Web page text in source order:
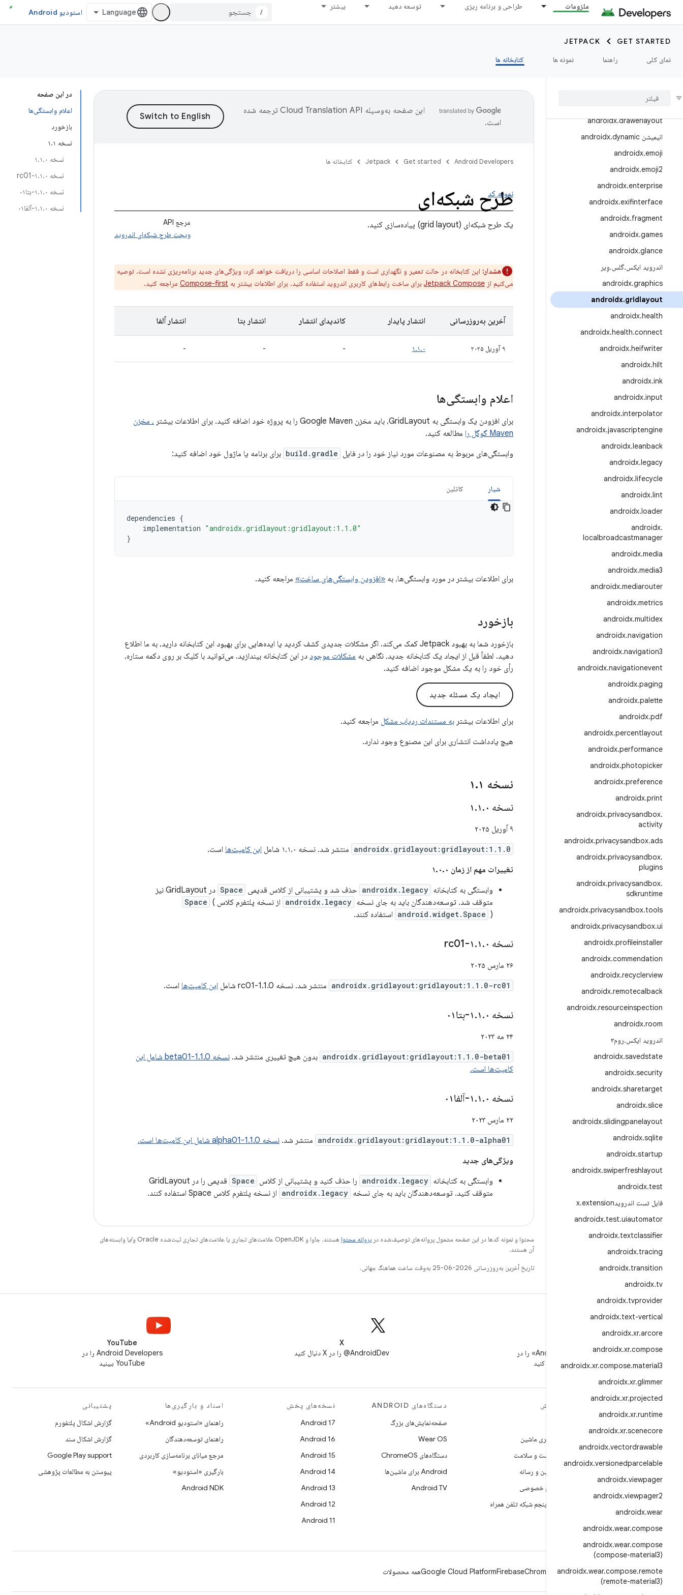
ملزومات طراحی و برنامه ریزی توسعه دهید بیشتر
/ استودیو Android
GET STARTED
JETPACK
نمای کلی
راهنما نمونه ها کتابخانه ها
androidx.credentials.registry
androidx.cursoradapter
androidx.customview
androidx.databinding
draganddrop
androidx.drawerlayout
انیمیشن androidx
.dynamic
androidx.emoji
androidx.emoji2
androidx.enterprise
androidx.exifinterface
androidx.fragment
androidx.games
androidx.glance
اندروید ایکس.گلس.وِیر
androidx.graphics
androidx.gridlayout
androidx.health
androidx.health.connect
androidx.heifwriter
androidx.hilt
androidx.ink
androidx.input
androidx.interpolator
androidx.javascriptengine
androidx.leanback
androidx.legacy
androidx.lifecycle
androidx.lint
androidx.loader
androidx.
localbroadcastmanager
androidx.media
androidx.media3
androidx.mediarouter
androidx.metrics
androidx.multidex
androidx.navigation
androidx.navigation3
androidx.navigationevent
androidx.paging
androidx.palette
androidx.pdf
androidx.percentlayout
androidx.performance
androidx.photopicker
androidx.preference
androidx.print
androidx.privacysandbox.
activity
androidx.privacysandbox.ads
androidx.privacysandbox.
plugins
androidx.privacysandbox.
sdkruntime
androidx.privacysandbox.tools
androidx.privacysandbox.ui
androidx.profileinstaller
androidx.commendation
androidx.recyclerview
androidx.remotecalback
androidx.resourceinspection
androidx.room
اندروید ایکس.روم۳
androidx.savedstate
androidx.security
androidx.sharetarget
androidx.slice
androidx.slidingpanelayout
androidx.sqlite
androidx.startup
androidx.swiperfreshlayout
androidx.test
فایل تست اندرویدx
.extension
androidx.test.uiautomator
androidx.textclassifier
androidx.tracing
androidx.transition
androidx.tv
androidx.tvprovider
androidx.text-vertical
androidx.xr.arcore
androidx.xr.compose
androidx.xr.compose.material3
androidx.xr.glimmer
androidx.xr.projected
androidx.xr.runtime
androidx.xr.scenecore
androidx.vectordrawable
androidx.versionedparcelable
androidx.viewpager
androidx.viewpager2
androidx.wear
androidx.wear.compose
androidx.wear.compose
(compose-material3)
androidx.wear.compose.remote
(remote-material3)
در این صفحه
اعلام وابستگی‌ها
بازخورد
نسخه ۱.۱
نسخه ۱.۱.۰
نسخه ۱.۱.۰-rc01
نسخه ۱.۱.۰-بتا۰۱
نسخه ۱.۱.۰-آلفا۰۱
این صفحه به‌وسیله
ترجمه شده
است.
Android Developers
Get started
Jetpack کتابخانه ها
طرح شبکه‌ای
نمونه کد
مرجع API
ویجت طرح شبکه‌ای اندروید
یک طرح شبکه‌ای (grid layout) پیاده‌سازی کنید.
هشدار: این کتابخانه در حالت تعمیر و نگهداری است و فقط اصلاحات اساسی را دریافت خواهد کرد؛ ویژگی‌های جدید برنامه‌ریزی نشده است. توصیه
می‌کنیم از Jetpack Compose برای ساخت رابط‌های کاربری اندروید استفاده کنید. برای اطلاعات بیشتر به Compose-first مراجعه کنید.
آخرین به‌روزرسانی انتشار پایدار کاندیدای انتشار انتشار بتا انتشار آلفا
۹ آوریل ۲۰۲۵ ۱.۱.۰ -
-
-
اعلام وابستگی‌ها
برای افزودن یک وابستگی به GridLayout، باید مخزن Google Maven را به پروژه خود اضافه کنید. برای اطلاعات بیشتر
، مخزن
Maven گوگل را
مطالعه کنید.
وابستگی‌های مربوط به مصنوعات مورد نیاز خود را در فایل build.gradle برای برنامه یا ماژول خود اضافه کنید:
شیار کاتلین
dependencies {
implementation "androidx.gridlayout:gridlayout:1.1.0"
}
برای اطلاعات بیشتر در مورد وابستگی‌ها، به «افزودن وابستگی‌های ساخت» مراجعه کنید.
بازخورد
بازخورد شما به بهبود Jetpack کمک می‌کند. اگر مشکلات جدیدی کشف کردید یا ایده‌هایی برای بهبود این کتابخانه دارید، به ما اطلاع
دهید. لطفاً قبل از ایجاد یک کتابخانه جدید، نگاهی به مشکلات موجود در این کتابخانه بیندازید. می‌توانید با کلیک بر روی دکمه ستاره،
رأی خود را به یک مشکل موجود اضافه کنید.
ایجاد یک مسئله جدید
برای اطلاعات بیشتر به مستندات ردیاب مشکل مراجعه کنید.
هیچ یادداشت انتشاری برای این مصنوع وجود ندارد.
نسخه ۱ .۱
نسخه ۱ .۱.۰
۹ آوریل ۲۰۲۵
androidx.gridlayout:gridlayout:1.1.0 منتشر شد. نسخه ۱.۱.۰ شامل این کامیت‌ها است.
تغییرات مهم از زمان ۱.۰.۰
وابستگی به کتابخانه androidx.legacy حذف شد و پشتیبانی از کلاس قدیمی Space
در GridLayout نیز
متوقف شد. توسعه‌دهندگان باید به جای نسخه androidx.legacy از نسخه پلتفرم کلاس Space (
android.widget.Space ) استفاده کنند.
نسخه ۱ .۱.۰-rc01
۲۶ مارس ۲۰۲۵
androidx.gridlayout:gridlayout:1.1.0-rc01 منتشر شد. نسخه 1.1.0-rc01 شامل این کامیت‌ها است.
نسخه ۱ .۱.۰-بتا۰۱
۲۴ مه ۲۰۲۳
androidx.gridlayout:gridlayout:1.1.0-beta01 بدون هیچ تغییری منتشر شد.
نسخه 1.1.0-beta01 شامل این
کامیت‌ها است.
نسخه ۱ .۱.۰-آلفا۰۱
۲۲ مارس ۲۰۲۳
androidx.gridlayout:gridlayout:1.1.0-alpha01 منتشر شد. نسخه 1.1.0-alpha01 شامل این کامیت‌ها است.
ویژگی‌های جدید
وابستگی به کتابخانه androidx.legacy را حذف کنید و پشتیبانی از کلاس Space
قدیمی را در GridLayout
متوقف کنید. توسعه‌دهندگان باید به جای نسخه androidx.legacy از نسخه پلتفرم کلاس Space استفاده کنند.
محتوا و نمونه کدها در این صفحه مشمول پروانه‌های توصیف‌شده در پروانه محتوا
هستند. جاوا و OpenJDK علامت‌های تجاری یا علامت‌های تجاری ثبت‌شده Oracle و/یا وابسته‌های
آن هستند.
تاریخ آخرین به‌روزرسانی 2026-06-25 به‌وقت ساعت هماهنگ جهانی.
«توسعه‌دهندگان Android» را در
WeChat دنبال کنید
X
AndroidDev@ را در X دنبال کنید
YouTube
Android Developers را در
YouTube ببینید
مطالب بیشتر درباره
ANDROID
Android
Android برای سازمان‌ها
امنیت
منبع آزاد
اخبار
وبلاگ
پادکست‌ها
کاوش
یادگیری ماشین
بهداشت و سلامت
دوربین و رسانه
حریم خصوصی
نسل پنجم شبکه تلفن همراه
دستگاه‌های ANDROID
صفحه‌نمایش‌های بزرگ
Wear OS
دستگاه‌های ChromeOS
Android برای ماشین‌ها
Android TV
نسخه‌های پخش
Android 17
Android 16
Android 15
Android 14
Android 13
Android 12
Android 11
اسناد و بارگیری‌ها
راهنمای «استودیو Android»
راهنمای توسعه‌دهندگان
مرجع میانای برنامه‌سازی کاربردی
بارگیری «استودیو»
Android NDK
پشتیبانی
گزارش اشکال پلتفورم
گزارش اشکال سند
Google Play support
پیوستن به مطالعات پژوهشی
Android
Chrome
Firebase
Google Cloud Platformهمه محصولات